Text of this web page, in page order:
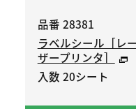
品番 28381
ラベルシール［レー
ザープリンタ］
入数 20シート